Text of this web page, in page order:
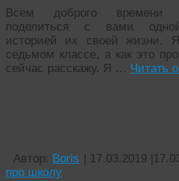
Всем доброго времени
поделиться с вами
историей их своей жизни.
седьмом классе, а как это
сейчас расскажу. Я … Читать
Автор: Boris 17.03.2019
про школу